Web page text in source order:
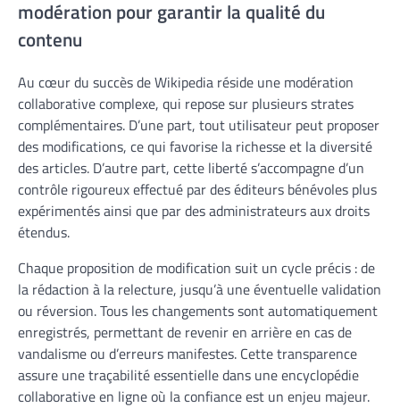
modération pour garantir la qualité du
contenu
Au cœur du succès de Wikipedia réside une modération
collaborative complexe, qui repose sur plusieurs strates
complémentaires. D’une part, tout utilisateur peut proposer
des modifications, ce qui favorise la richesse et la diversité
des articles. D’autre part, cette liberté s’accompagne d’un
contrôle rigoureux effectué par des éditeurs bénévoles plus
expérimentés ainsi que par des administrateurs aux droits
étendus.
Chaque proposition de modification suit un cycle précis : de
la rédaction à la relecture, jusqu’à une éventuelle validation
ou réversion. Tous les changements sont automatiquement
enregistrés, permettant de revenir en arrière en cas de
vandalisme ou d’erreurs manifestes. Cette transparence
assure une traçabilité essentielle dans une encyclopédie
collaborative en ligne où la confiance est un enjeu majeur.